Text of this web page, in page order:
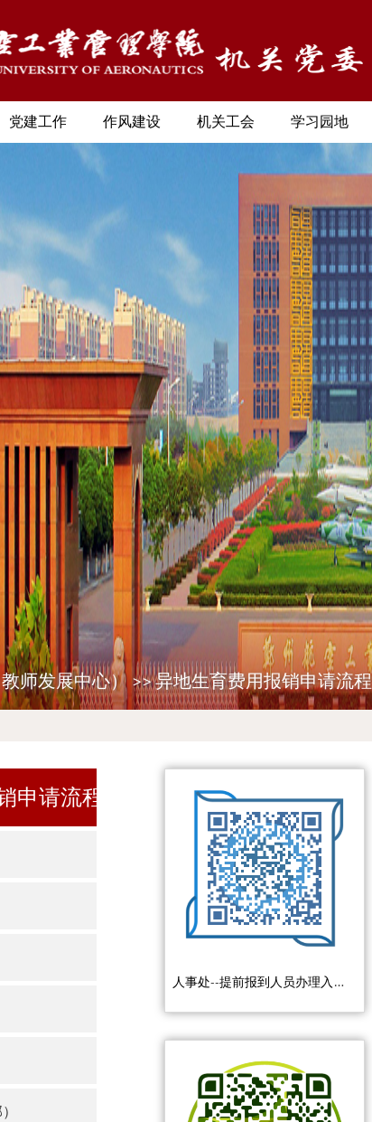
党建工作 作风建设 机关工会 学习园地
师发展中心） >>异地生育费用报销申请流程
申请流程
人事处--提前报到人员办理入职手续